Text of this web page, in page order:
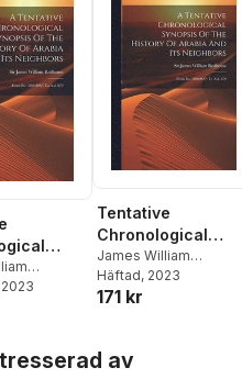
Of The
Arabia
2023
Tentative
Chronological
Synopsis Of The
History Of Arabia
And Its Neighbors
James William
Redhouse
Häftad, 2023
171 kr
av